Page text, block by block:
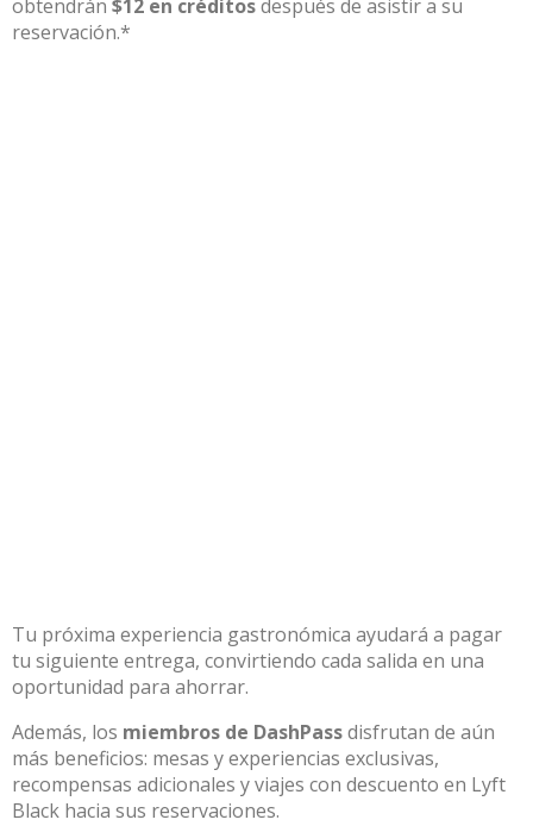
obtendrán $12 en créditosdespués de asistir a su
reservación.*
Tu próxima experiencia gastronómica ayudará a pagar
tu siguiente entrega, convirtiendo cada salida en una
oportunidad para ahorrar.
Además, los miembros de DashPassdisfrutan de aún
más beneficios: mesas y experiencias exclusivas,
recompensas adicionales y viajes con descuento en Lyft
Black hacia sus reservaciones.